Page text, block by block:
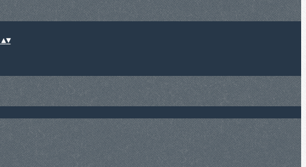
▴▾